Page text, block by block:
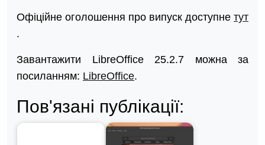
Офіційне оголошення про випуск доступне тут
.
Завантажити LibreOffice 25.2.7 можна за
посиланням: LibreOffice.
Пов'язані публікації: